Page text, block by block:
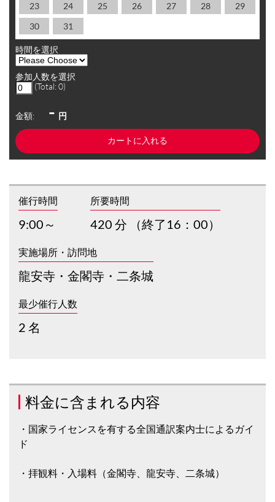
23 24 25 26 27 28
29
30
31
時間を選択
参加人数を選択
(Total:0)
金額: - 円
催行時間
9:00～
所要時間
420 分 （終了16：00）
実施場所・訪問地
龍安寺・金閣寺・二条城
最少催行人数
2 名
料金に含まれる内容
・国家ライセンスを有する全国通訳案内士によるガイ
ド
・拝観料・入場料（金閣寺、龍安寺、二条城）